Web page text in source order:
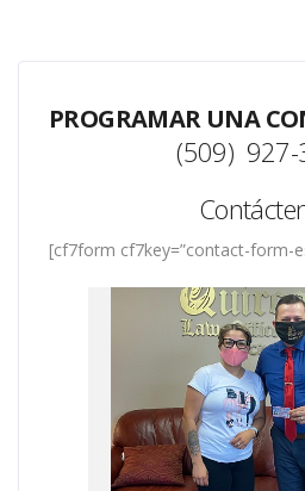
PROGRAMAR UNA
(509) 927-
[cf7form cf7key=”contact-form-